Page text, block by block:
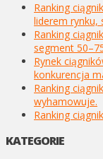
Ranking
liderem rynku,
Ranking
segment
Rynek
konkurencja
Ranking
wyhamowuje.
Ranking
KATEGORIE